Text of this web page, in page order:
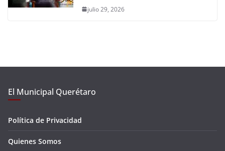
julio 29, 2026
El Municipal Querétaro
Política de Privacidad
Quienes Somos